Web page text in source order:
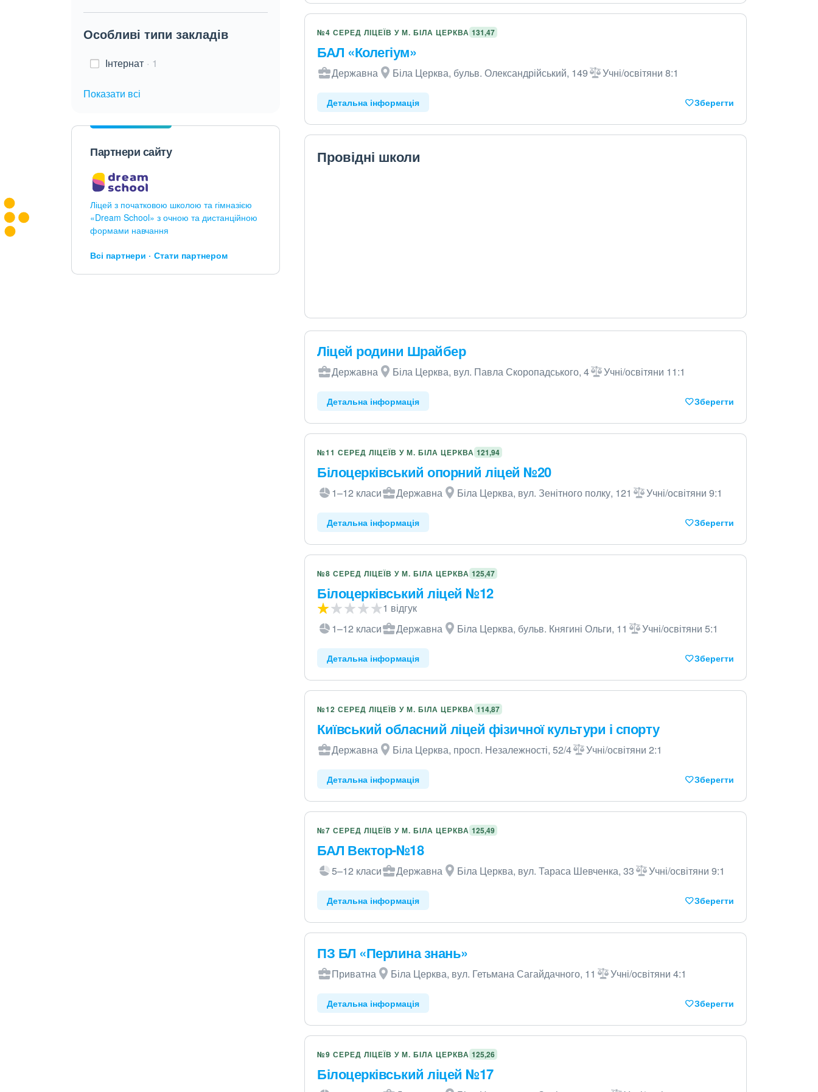
Особливі типи закладів
Інтернат 1
Показати всі
Партнери сайту
Ліцей з початковою школою та гімназією
«Dream School» з очною та дистанційною
формами навчання
Всі партнери Стати партнером
№4 СЕРЕД ЛІЦЕЇВ У М. БІЛА ЦЕРКВА 131,47
БАЛ «Колегіум»
Державна Біла Церква, бульв. Олександрійський, 149 Учні/освітяни 8:1
Детальна інформація Зберегти
Провідні школи
Ліцей родини Шрайбер
Державна Біла Церква, вул. Павла Скоропадського, 4 Учні/освітяни 11:1
Детальна інформація Зберегти
№11 СЕРЕД ЛІЦЕЇВ У М. БІЛА ЦЕРКВА 121,94
Білоцерківський опорний ліцей №20
1–12 класи Державна Біла Церква, вул. Зенітного полку, 121 Учні/освітяни 9:1
Детальна інформація Зберегти
№8 СЕРЕД ЛІЦЕЇВ У М. БІЛА ЦЕРКВА 125,47
Білоцерківський ліцей №12
1 відгук
1–12 класи
Державна Біла Церква, бульв. Княгині Ольги, 11 Учні/освітяни 5:1
Детальна інформація Зберегти
№12 СЕРЕД ЛІЦЕЇВ У М. БІЛА ЦЕРКВА 114,87
Київський обласний ліцей фізичної культури і спорту
Державна Біла Церква, просп. Незалежності, 52/4 Учні/освітяни 2:1
Детальна інформація Зберегти
№7 СЕРЕД ЛІЦЕЇВ У М. БІЛА ЦЕРКВА 125,49
БАЛ Вектор-№18
5–12 класи Державна Біла Церква, вул. Тараса Шевченка, 33 Учні/освітяни 9:1
Детальна інформація Зберегти
ПЗ БЛ «Перлина знань»
Приватна Біла Церква, вул. Гетьмана Сагайдачного, 11 Учні/освітяни 4:1
Детальна інформація Зберегти
№9 СЕРЕД ЛІЦЕЇВ У М. БІЛА ЦЕРКВА 125,26
Білоцерківський ліцей №17